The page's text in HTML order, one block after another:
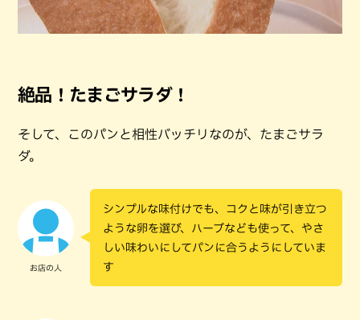
絶品！たまごサラダ！
そして、このパンと相性バッチリなのが、たまごサラ
ダ。
お店の人
シンプルな味付けでも、コクと味が引き立つ
ような卵を選び、ハーブなども使って、やさ
しい味わいにしてパンに合うようにしていま
す